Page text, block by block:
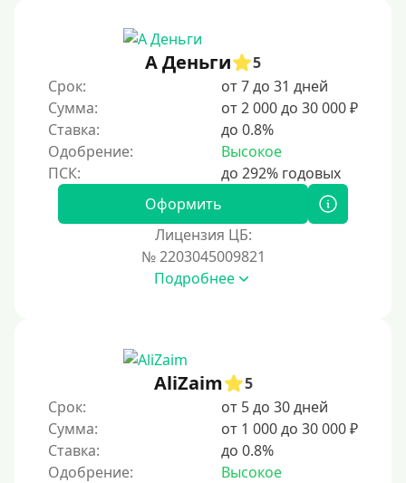
5 лет
Краткосрочные
Долгосрочные
Принятие решения
За час
Срочные
Моментальные онлайн
А Деньги
5
Срок:
от 7 до 31 дней
Сумма:
от 2 000 до 30 000 ₽
Ставка:
до 0.8%
Одобрение:
Высокое
Оформить
Лицензия ЦБ:
№ 2203045009821
Подробнее
AliZaim
5
Срок:
от 5 до 30 дней
Сумма:
от 1 000 до 30 000 ₽
Ставка:
до 0.8%
Одобрение:
Высокое